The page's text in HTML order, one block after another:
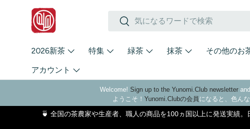
コンテンツへスキップ 検索
検索
2026新茶 特集 緑茶 抹茶 その他のお
アカウント
Welcome! Sign up to the Yunomi.Club newsletterand
ようこそ！ Yunomi.Clubの会員 になると、色ん
🍵 全国の茶農家や生産者、職人の商品を100ヵ国以上に発送実績